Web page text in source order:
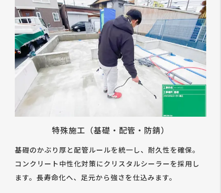
特殊施工（基礎・配管・防錆）
基礎のかぶり厚と配管ルールを統一し、耐久性を確保。
コンクリート中性化対策にクリスタルシーラーを採用し
ます。長寿命化へ、足元から強さを仕込みます。